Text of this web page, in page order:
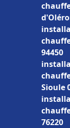
94450
Sioule
76220